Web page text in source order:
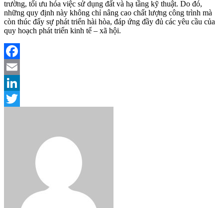
trường, tối ưu hóa việc sử dụng đất và hạ tầng kỹ thuật. Do đó,
những quy định này không chỉ nâng cao chất lượng công trình mà
còn thúc đẩy sự phát triển hài hòa, đáp ứng đầy đủ các yêu cầu của
quy hoạch phát triển kinh tế – xã hội.
Facebook
Email
LinkedIn